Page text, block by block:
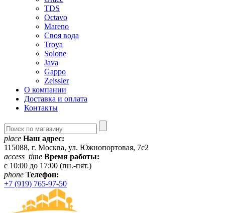
TDS
Octavo
Mareno
Своя вода
Troya
Solone
Java
Gappo
Zeissler
О компании
Доставка и оплата
Контакты
place Наш адрес:
115088, г. Москва, ул. Южнопортовая, 7с2
access_time Время работы:
c 10:00 до 17:00 (пн.-пят.)
phone Телефон:
+7 (919) 765-97-50